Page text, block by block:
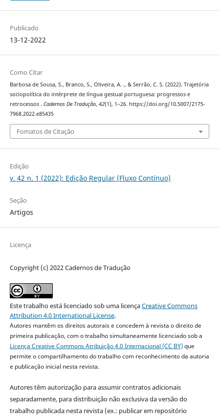
Publicado
13-12-2022
Como Citar
Barbosa de Sousa, S., Branco, S., Oliveira, A. ., & Serrão, C. S. (2022). Trajetória
sociopolítica do intérprete de língua gestual portuguesa: progressos e
retrocessos . Cadernos De Tradução, 42(1), 1–26. https://doi.org/10.5007/2175-
7968.2022.e85435
Fomatos de Citação
Edição
v. 42 n. 1 (2022): Edição Regular (Fluxo Contínuo)
Seção
Artigos
Licença
Copyright (c) 2022 Cadernos de Tradução
Este trabalho está licenciado sob uma licençaCreative Commons
Attribution 4.0 International License.
Autores mantêm os direitos autorais e concedem à revista o direito de
primeira publicação, com o trabalho simultaneamente licenciado sob a
Licença Creative Commons Atribuição 4.0 Internacional (CC BY)que
permite o compartilhamento do trabalho com reconhecimento da autoria
e publicação inicial nesta revista.
Autores têm autorização para assumir contratos adicionais
separadamente, para distribuição não exclusiva da versão do
trabalho publicada nesta revista (ex.: publicar em repositório